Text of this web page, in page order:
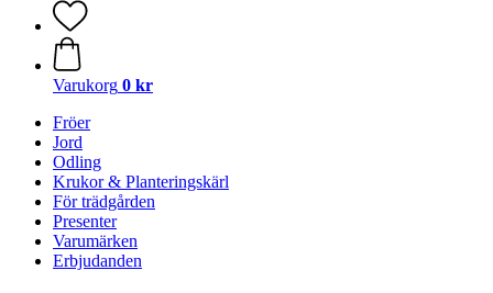
Varukorg 0 kr
Fröer
Jord
Odling
Krukor & Planteringskärl
För trädgården
Presenter
Varumärken
Erbjudanden